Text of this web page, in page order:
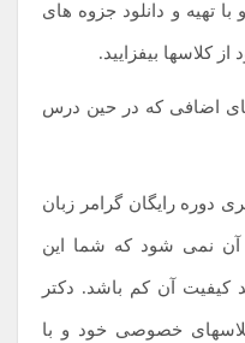
تهیه و دانلود جزوه های
کلاسها بیفزایید.
اضافی که در حین درس
دوره رایگان گرامر زبان
آن نمی شود که شما این
کیفیت آن کم باشد. دکتر
کلاسهای خصوصی خود و با